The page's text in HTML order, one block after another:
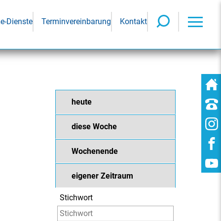
Dienste Terminvereinbarung Kontakt
heute
diese Woche
Wochenende
eigener Zeitraum
Stichwort